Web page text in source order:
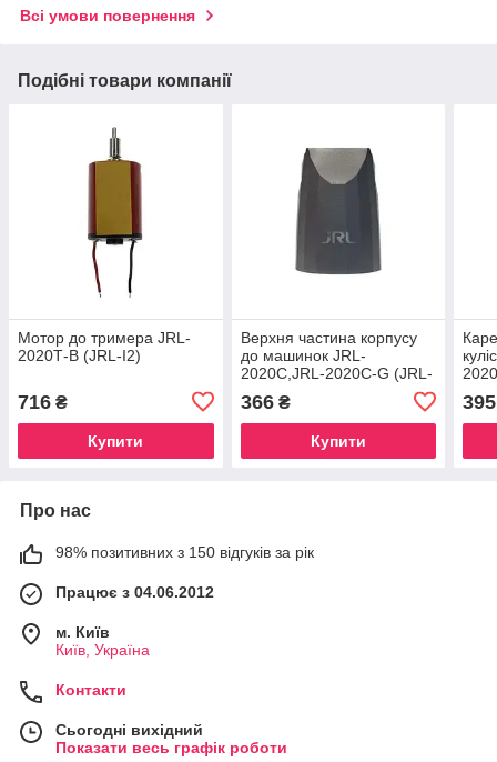
Всі умови повернення
Подібні товари компанії
Мотор до тримера JRL-
2020Т-B (JRL-I2)
716 ₴
Купити
Верхня частина корпусу
до машинок JRL-
2020C,JRL-2020C-G (JRL-
366₴
Купити
395
Про нас
98% позитивних з 150 відгуків за рік
Працює з 04.06.2012
м. Київ
Київ, Україна
Контакти
Сьогодні вихідний
Показати весь графік роботи